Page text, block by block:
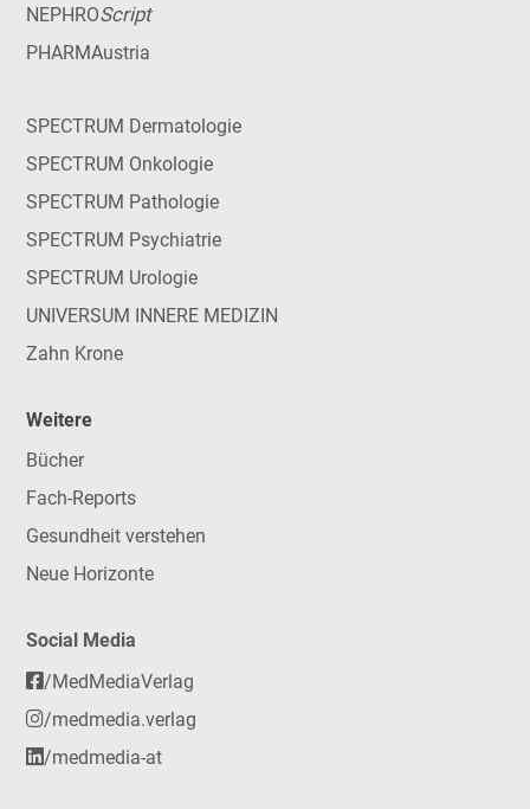
NEPHROScript
PHARMAustria
SPECTRUM Dermatologie
SPECTRUM Onkologie
SPECTRUM Pathologie
SPECTRUM Psychiatrie
SPECTRUM Urologie
UNIVERSUM INNERE MEDIZIN
Zahn Krone
Weitere
Bücher
Fach-Reports
Gesundheit verstehen
Neue Horizonte
Social Media
/MedMediaVerlag
/medmedia.verlag
/medmedia-at